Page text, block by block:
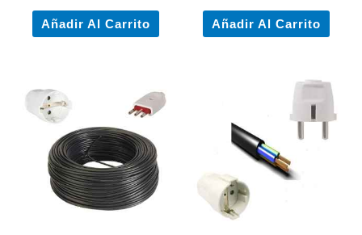
Añadir Al Carrito Añadir Al Carrito